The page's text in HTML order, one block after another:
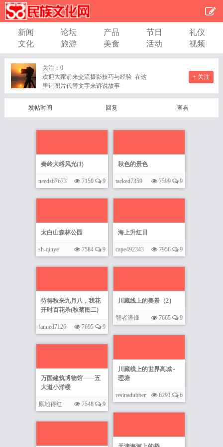
新闻 论坛 产品 节日
礼仪
文化
旅游 美食 活动 视频
关注： 0
欢迎大家前来交流摄影技巧与经验 在这
里让图片代替文字来诉说故事
+ 关注
发帖时间 回复 查看
秦岭大峪风光(1)
7150 9
needs67673
秋色的景色
7599 9
tacked7359
太白山森林公园
7584 9
sh-qinye
海上升红日
7956 9
cape492343
待得秋来九月八，我花
开时百花杀(秋菊图二)
7695 9
fanned7126
川藏线上的美景（2）
7665 9
智者潜锋
川藏线上的世界高城~
理塘
6291 6
resinadubber
万国建筑博物馆——五
大道小洋楼
7548 9
原地得红